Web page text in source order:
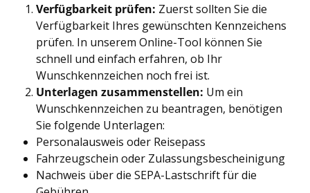
Verfügbarkeit prüfen: Zuerst sollten Sie die
Verfügbarkeit Ihres gewünschten Kennzeichens
prüfen. In unserem Online-Tool können Sie
schnell und einfach erfahren, ob Ihr
Wunschkennzeichen noch frei ist.
Unterlagen zusammenstellen: Um ein
Wunschkennzeichen zu beantragen, benötigen
Sie folgende Unterlagen:
Personalausweis oder Reisepass
Fahrzeugschein oder Zulassungsbescheinigung
Nachweis über die SEPA-Lastschrift für die